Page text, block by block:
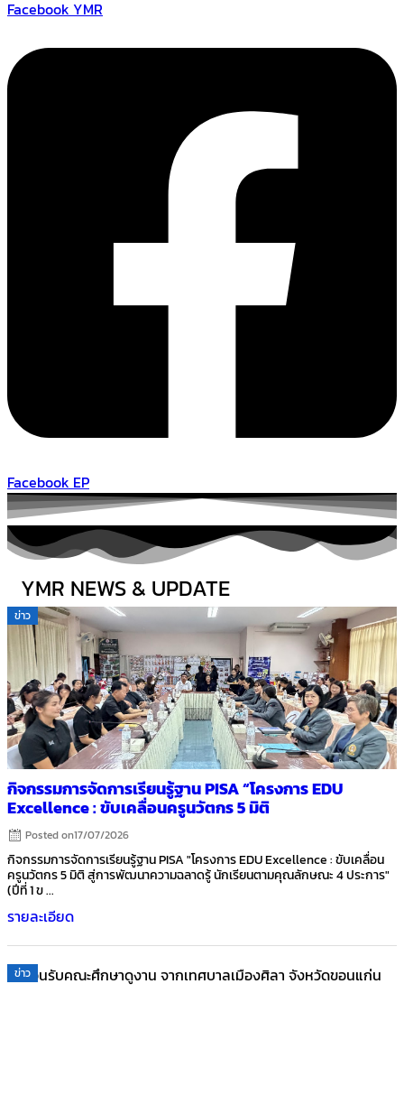
Facebook YMR
Facebook EP
YMR NEWS & UPDATE
ข่าว
กิจกรรมการจัดการเรียนรู้ฐาน PISA “โครงการ EDU
Excellence : ขับเคลื่อนครูนวัตกร 5 มิติ
Posted on17/07/2026
กิจกรรมการจัดการเรียนรู้ฐาน PISA "โครงการ EDU Excellence : ขับเคลื่อน
ครูนวัตกร 5 มิติ สู่การพัฒนาความฉลาดรู้ นักเรียนตามคุณลักษณะ 4 ประการ"
(ปีที่ 1 ข ...
รายละเอียด
ข่าว